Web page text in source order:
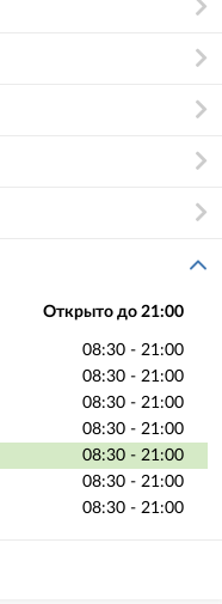
Открыто до 21:00
08:30 - 21:00
08:30 - 21:00
08:30 - 21:00
08:30 - 21:00
08:30 - 21:00
08:30 - 21:00
08:30 - 21:00